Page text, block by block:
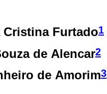
Cristina Furtado1
de Alencar2
de Amorim3